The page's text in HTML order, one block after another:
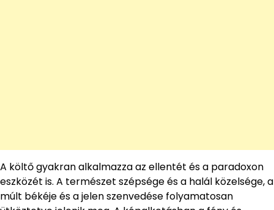
A költő gyakran alkalmazza az ellentét és a paradoxon
eszközét is. A természet szépsége és a halál közelsége, a
múlt békéje és a jelen szenvedése folyamatosan